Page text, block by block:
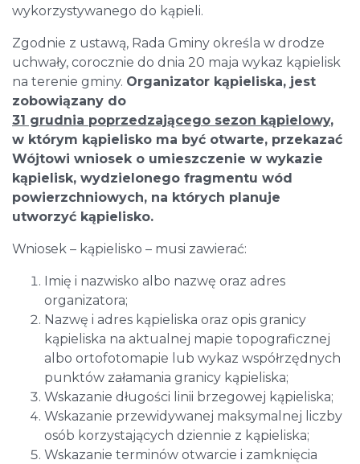
wykorzystywanego do kąpieli.
Zgodnie z ustawą, Rada Gminy określa w drodze
uchwały, corocznie do dnia 20 maja wykaz kąpielisk
na terenie gminy. Organizator kąpieliska, jest
zobowiązany do
31 grudnia poprzedzającego sezon kąpielowy,
w którym kąpielisko ma być otwarte, przekazać
Wójtowi wniosek o umieszczenie w wykazie
kąpielisk, wydzielonego fragmentu wód
powierzchniowych, na których planuje
utworzyć kąpielisko.
Wniosek – kąpielisko – musi zawierać:
Imię i nazwisko albo nazwę oraz adres
organizatora;
Nazwę i adres kąpieliska oraz opis granicy
kąpieliska na aktualnej mapie topograficznej
albo ortofotomapie lub wykaz współrzędnych
punktów załamania granicy kąpieliska;
Wskazanie długości linii brzegowej kąpieliska;
Wskazanie przewidywanej maksymalnej liczby
osób korzystających dziennie z kąpieliska;
Wskazanie terminów otwarcie i zamknięcia